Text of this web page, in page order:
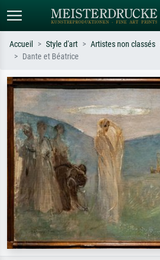
Recherchez par artiste, titre ou style –
ex. Monet, Nuit étoilée,
impressionnisme, vague de Hokusai,
nu.
Accueil Style d'art Artistes non classés
Dante et Béatrice